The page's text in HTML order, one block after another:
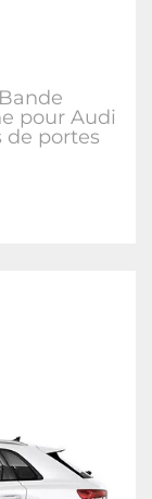
pour Audi
de portes